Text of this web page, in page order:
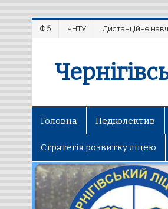
Фб ЧНТУ Дистанційне
Головна Педколектив
Стратегія розвитку ліцею